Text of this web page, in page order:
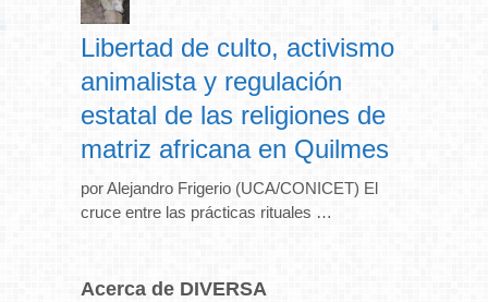
Libertad de culto, activismo
animalista y regulación
estatal de las religiones de
matriz africana en Quilmes
por Alejandro Frigerio (UCA/CONICET) El
cruce entre las prácticas rituales …
Acerca de DIVERSA